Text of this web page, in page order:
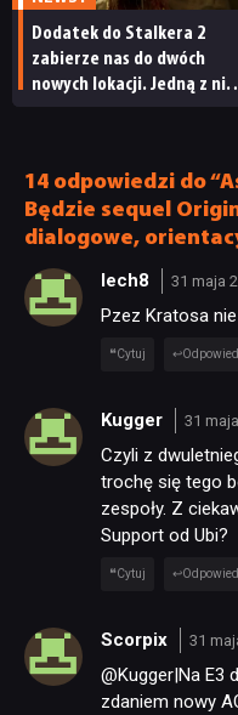
JUŻ
Dodatek do Stalkera 2
zabierze nas do dwóch
nowych lokacji. Jedną z
14 odpowiedzi do
Będzie sequel
dialogowe,
lech8 31 maja
Pzez Kratosa
Cytuj
Kugger 31
Czyli z
trochę się tego
zespoły. Z
Support od Ubi?
Cytuj
Scorpix 31
@Kugger|Na E3
zdaniem nowy